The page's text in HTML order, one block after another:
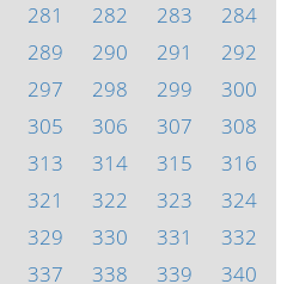
281 282 283
284
289 290 291
292
297 298 299
300
305 306 307
308
313 314 315
316
321 322 323
324
329 330 331
332
337 338 339 340